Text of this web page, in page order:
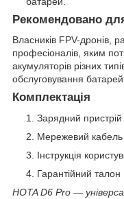
Рекомендовано
Власників FPV-дронів,
професіоналів, яким
акумуляторів різних
обслуговування
Комплектація
Зарядний
Мережевий
Інструкція
Гарантійний талон
HOTA D6 Pro —